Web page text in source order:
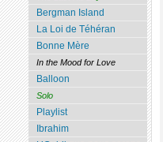
Bergman Island
La Loi de Téhéran
Bonne Mère
In the Mood for Love
Balloon
Solo
Playlist
Ibrahim